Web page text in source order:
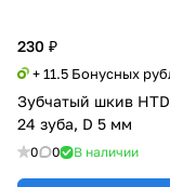
230 ₽
+ 11.5 Бонусных
Зубчатый шкив
24 зуба, D 5 мм
0 0 В наличии